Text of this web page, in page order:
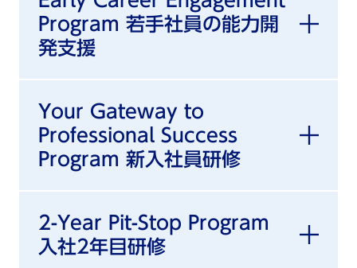
Program 若手社員の能力開
発支援
Your Gateway to
Professional Success
Program 新入社員研修
2-Year Pit-Stop Program
入社2年目研修